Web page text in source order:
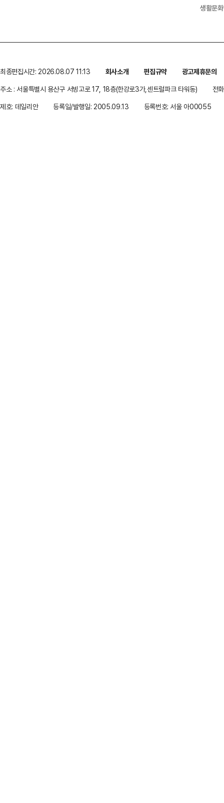
생활문
최종편집시간: 2026.08.07 11:13 회사소개 편집규약
광고제휴문의
주소 : 서울특별시 용산구 서빙고로 17, 18층(한강로3가,센트럴파크 타워동)
전
제호: 데일리안
등록일/발행일: 2005.09.13 등록번호: 서울 아00055